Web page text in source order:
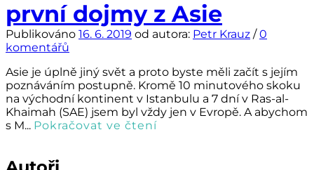
první dojmy z Asie
Publikováno 16. 6. 2019 od autora: Petr Krauz /0
komentářů
Asie je úplně jiný svět a proto byste měli začít s jejím
poznáváním postupně. Kromě 10 minutového skoku
na východní kontinent v Istanbulu a 7 dní v Ras-al-
Khaimah (SAE) jsem byl vždy jen v Evropě. A abychom
s M... Pokračovat ve čtení